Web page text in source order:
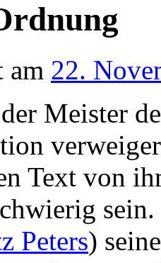
am 22.
Meister
Text von
sein.
Peters)